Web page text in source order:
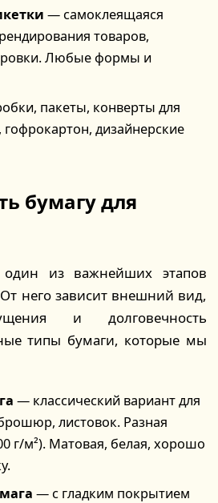
— самоклеящаяся
товаров,
Любые формы и
пакеты, конверты для
гофрокартон, дизайнерские
бумагу для
из важнейших этапов
От него зависит внешний вид,
и долговечность
типы бумаги, которые мы
— классический вариант для
листовок. Разная
г/м²). Матовая, белая, хорошо
— с гладким покрытием